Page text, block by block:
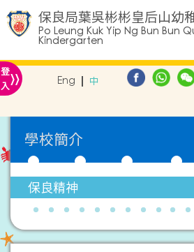
保良局葉吳彬彬皇后山幼
Po Leung Kuk Yip Ng Bun Bun
Kindergarten
登
入» Eng 中
學校簡介
保良精神